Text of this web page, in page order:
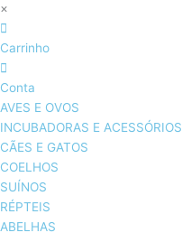
×
Carrinho
Conta
AVES E OVOS
INCUBADORAS E ACESSÓRIOS
CÃES E GATOS
COELHOS
SUÍNOS
RÉPTEIS
ABELHAS